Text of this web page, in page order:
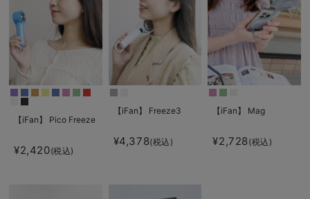
【iFan】 Pico Freeze
¥2,420(税込)
【iFan】 Freeze3
¥4,378(税込)
【iFan】 Mag
¥2,728(税込)